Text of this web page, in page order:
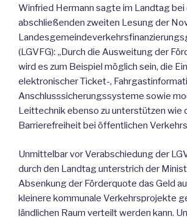
Winfried Hermann sagte im Landtag bei
abschließenden zweiten Lesung der
(LGVFG): „Durch die Ausweitung der
wird es zum Beispiel möglich sein, die
elektronischer Ticket-,
Anschlusssicherungssysteme sowie
Leittechnik ebenso zu unterstützen wie
Barrierefreiheit bei öffentlichen
Unmittelbar vor Verabschiedung der
durch den Landtag unterstrich der
Absenkung der Förderquote das Geld
kleinere kommunale Verkehrsprojekte
ländlichen Raum verteilt werden kann.